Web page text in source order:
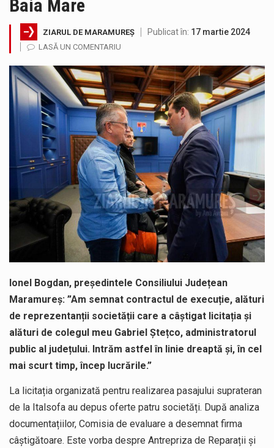
COD GALBEN. Interval de valabilitate: 07 august, ora 12.00 – 07 august, ora 23.00 / Fenomene vizate: instabilitate atmosferică, intensificări…
Proiectul de lege privind Strategia națională pentru conservarea biodiversității a fost din nou dezbătut ieri și în final adoptat de…
Noile statii de călători, achizitionate la preț de garsonieră per bucată, dezamăgesc total cetățenii care folosesc mijloacele de transport în…
Baia Mare
ZIARUL DE MARAMUREȘ Publicat în: 17 martie 2024
LASĂ UN COMENTARIU
Ionel Bogdan, președintele Consiliului Județean
Maramureș: ”Am semnat contractul de execuție, alături
de reprezentanții societății care a câștigat licitația și
alături de colegul meu Gabriel Ștețco, administratorul
public al județului. Intrăm astfel în linie dreaptă și, în cel
mai scurt timp, încep lucrările.”
La licitația organizată pentru realizarea pasajului suprateran
de la Italsofa au depus oferte patru societăți. După analiza
documentațiilor, Comisia de evaluare a desemnat firma
câștigătoare. Este vorba despre Antrepriza de Reparații și